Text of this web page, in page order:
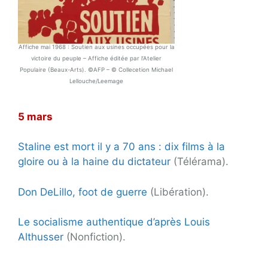
Affiche mai 1968 : Soutien aux usines occupées pour la
victoire du peuple – Affiche éditée par l’Atelier
Populaire (Beaux-Arts). ©AFP – © Collecetion Michael
Lellouche/Leemage
5 mars
Staline est mort il y a 70 ans : dix films à la
gloire ou à la haine du dictateur (Télérama).
Don DeLillo, foot de guerre (Libération).
Le socialisme authentique d’après Louis
Althusser (Nonfiction).